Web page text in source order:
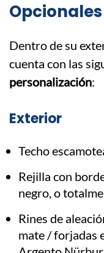
Opcionales
Dentro de su
cuenta con las
personalización:
Exterior
Techo
Rejilla con
negro, o
Rines de
mate / forjadas